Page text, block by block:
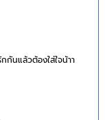
กันแล้วต้องใส่ใจน้าา